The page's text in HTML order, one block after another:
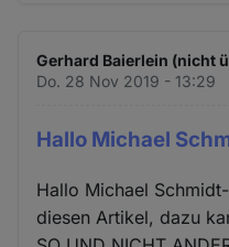
Gerhard Baierlein (nicht
Do. 28 Nov 2019 - 13:29
Hallo Michael
Hallo Michael
diesen Artikel, dazu